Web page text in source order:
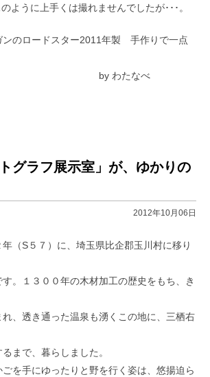
ように上手くは撮れませんでしたが･･･。
のロードスター2011年製 手作りで一点
たなべ
グラフ展示室」が、ゆかりの
2012年10月06日
（S５７）に、埼玉県比企郡玉川村に移り
。１３００年の木材加工の歴史をもち、き
、透き通った温泉も湧くこの地に、三栖右
まで、暮らしました。
を手にゆったりと野を行く姿は、悠揚迫ら